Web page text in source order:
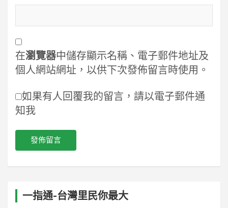
在瀏覽器中儲存顯示名稱、電子郵件地址及
個人網站網址，以供下次發佈留言時使用。
如果有人回覆我的留言，請以電子郵件通
知我
一指通-台灣里民你最大